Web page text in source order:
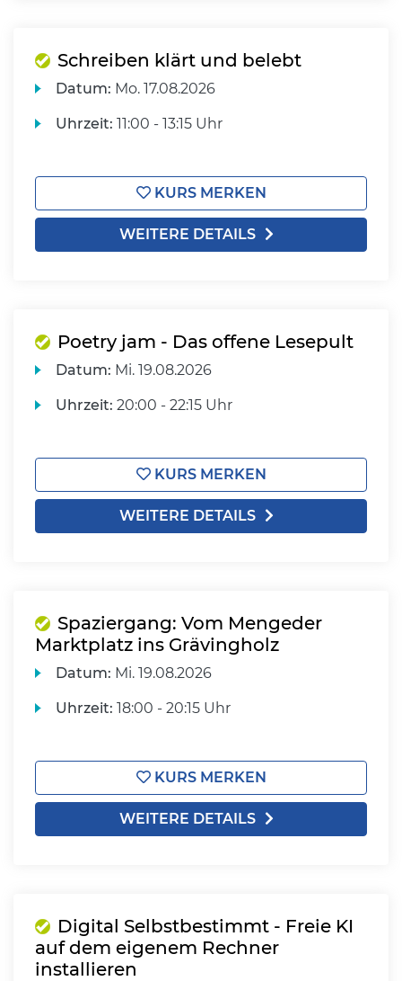
Schreiben klärt und belebt
Datum: Mo. 17.08.2026
Uhrzeit: 11:00 - 13:15 Uhr
KURS MERKEN
WEITERE DETAILS
Poetry jam - Das offene Lesepult
Datum: Mi. 19.08.2026
Uhrzeit: 20:00 - 22:15 Uhr
KURS MERKEN
WEITERE DETAILS
Spaziergang: Vom Mengeder
Marktplatz ins Grävingholz
Datum: Mi. 19.08.2026
Uhrzeit: 18:00 - 20:15 Uhr
KURS MERKEN
WEITERE DETAILS
Digital Selbstbestimmt - Freie KI
auf dem eigenem Rechner
installieren